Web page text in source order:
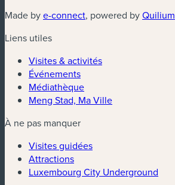
Made bye-connect(nouvelle fenêtre)
, powered byQuilium
Liens utiles
Visites & activités
Événements
Médiathèque
Meng Stad, Ma Ville
À ne pas manquer
Visites guidées
Attractions
Luxembourg City Underground